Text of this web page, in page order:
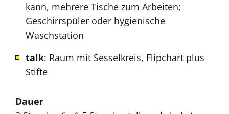
kann, mehrere Tische zum Arbeiten;
Geschirrspüler oder hygienische
Waschstation
talk: Raum mit Sesselkreis, Flipchart plus
Stifte
Dauer